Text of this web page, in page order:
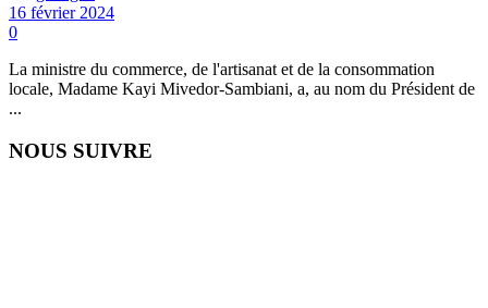
16 février 2024
0
La ministre du commerce, de l'artisanat et de la consommation
locale, Madame Kayi Mivedor-Sambiani, a, au nom du Président de
...
NOUS SUIVRE